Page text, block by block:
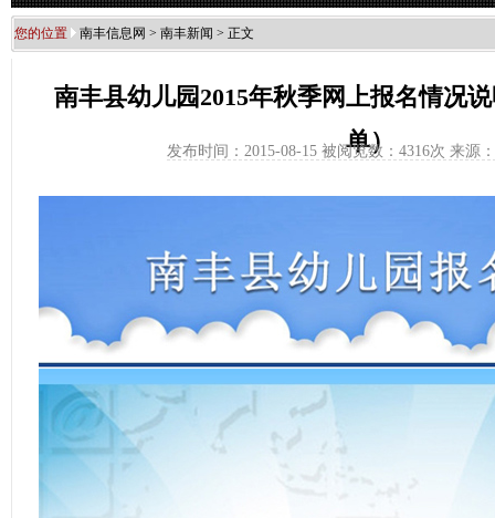
您的位置 南丰信息网 > 南丰新闻 > 正文
南丰县幼儿园2015年秋季网上报名情况
单）
发布时间：2015-08-15 被阅览数： 4316次 来源：